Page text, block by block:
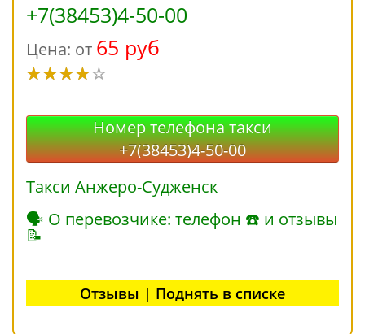
+7(38453)4-50-00
Цена: от 65 руб
Номер телефона такси
+7(38453)4-50-00
Такси Анжеро-Судженск
🗣 О перевозчике: телефон ☎ и отзывы
📝
Отзывы | Поднять в списке